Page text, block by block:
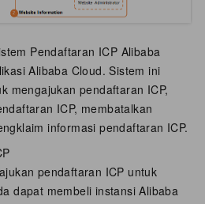
Pendaftaran ICP Alibaba
Alibaba Cloud. Sistem ini
mengajukan pendaftaran ICP,
ICP, membatalkan
informasi pendaftaran ICP.
pendaftaran ICP untuk
dapat membeli instansi Alibaba